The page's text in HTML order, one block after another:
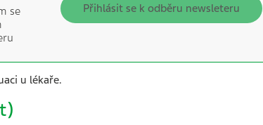
se
Přihlásit se k odběru newsleteru
u lékaře.